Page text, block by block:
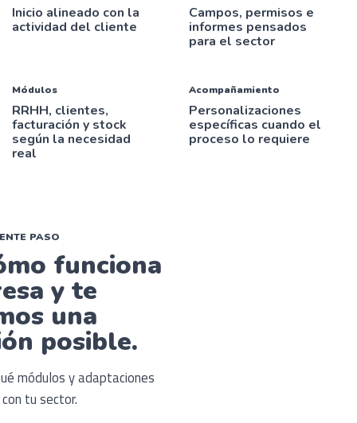
Inicio alineado con la
actividad del cliente
Campos, permisos e
informes pensados
para el sector
Módulos
RRHH, clientes,
facturación y stock
según la necesidad
real
Acompañamiento
Personalizaciones
específicas cuando el
proceso lo requiere
PASO
funciona
y te
una
posible.
módulos y adaptaciones
tu sector.